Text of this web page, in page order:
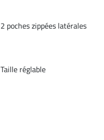
2 poches zippées latérales
Taille réglable